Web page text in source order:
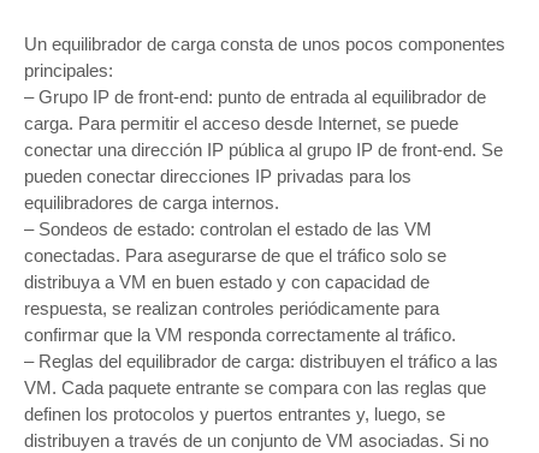
Un equilibrador de carga consta de unos pocos componentes
principales:
– Grupo IP de front-end: punto de entrada al equilibrador de
carga. Para permitir el acceso desde Internet, se puede
conectar una dirección IP pública al grupo IP de front-end. Se
pueden conectar direcciones IP privadas para los
equilibradores de carga internos.
– Sondeos de estado: controlan el estado de las VM
conectadas. Para asegurarse de que el tráfico solo se
distribuya a VM en buen estado y con capacidad de
respuesta, se realizan controles periódicamente para
confirmar que la VM responda correctamente al tráfico.
– Reglas del equilibrador de carga: distribuyen el tráfico a las
VM. Cada paquete entrante se compara con las reglas que
definen los protocolos y puertos entrantes y, luego, se
distribuyen a través de un conjunto de VM asociadas. Si no